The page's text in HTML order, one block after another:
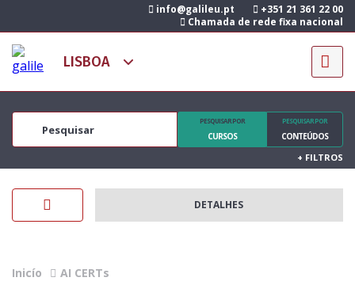
info@galileu.pt
+351 21 361 22 00
Chamada de rede fixa nacional
PESQUISAR POR
CURSOS
PESQUISAR POR
CONTEÚDOS
+ FILTROS
DETALHES
Inicío AI CERTs